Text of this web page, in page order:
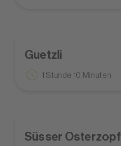
Guetzli
1 Stunde 10 Minuten
Süsser Osterzopf